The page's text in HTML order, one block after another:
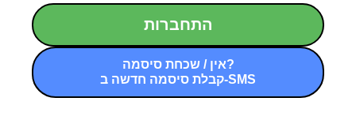
התחברות
אין / שכחת סיסמה?
קבלת סיסמה חדשה ב-SMS